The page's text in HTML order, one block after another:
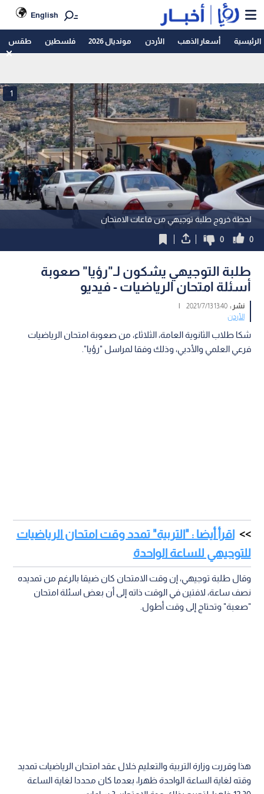
English
الرئيسية أسعار الذهب الأردن مونديال 2026 فلسطين طقس
لحظة خروج طلبة توجيهي من قاعات الامتحان
1
0
0
طلبة التوجيهي يشكون لـ"رؤيا" صعوبة
أسئلة امتحان الرياضيات - فيديو
نشر :13:40 2021/7/13
|
الأردن
شكا طلاب الثانوية العامة، الثلاثاء، من صعوبة امتحان الرياضيات
فرعي العلمي والأدبي، وذلك وفقا لمراسل "رؤيا".
اقرأ أيضا : "التربية" تمدد وقت امتحان الرياضيات
للتوجيهي للساعة الواحدة
وقال طلبة توجيهي، إن وقت الامتحان كان ضيقا بالرغم من تمديده
نصف ساعة، لافتين في الوقت ذاته إلى أن بعض اسئلة امتحان
"صعبة" وتحتاج إلى وقت أطول.
هذا وقررت وزارة التربية والتعليم خلال عقد امتحان الرياضيات تمديد
وقته لغاية الساعة الواحدة ظهرا، بعدما كان محددا لغاية الساعة